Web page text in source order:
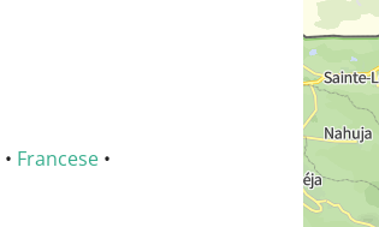
• Francese•